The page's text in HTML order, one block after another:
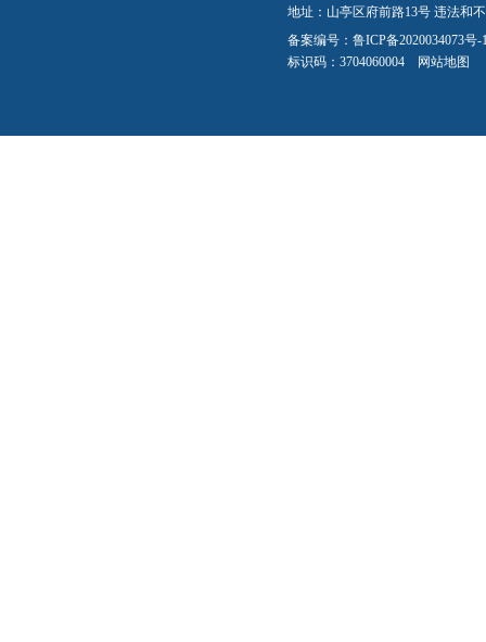
地址：山亭区府前路13号 违法和
备案编号： 鲁ICP备2020034073号-
标识码：3704060004 网站地图